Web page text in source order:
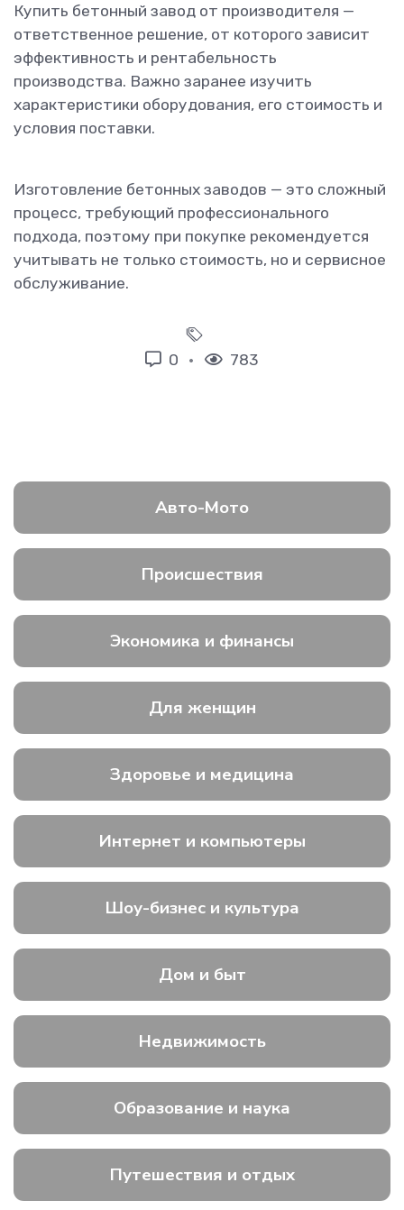
Купить бетонный завод от производителя —
ответственное решение, от которого зависит
эффективность и рентабельность
производства. Важно заранее изучить
характеристики оборудования, его стоимость и
условия поставки.
Изготовление бетонных заводов — это сложный
процесс, требующий профессионального
подхода, поэтому при покупке рекомендуется
учитывать не только стоимость, но и сервисное
обслуживание.
0 783
Авто-Мото
Происшествия
Экономика и финансы
Для женщин
Здоровье и медицина
Интернет и компьютеры
Шоу-бизнес и культура
Дом и быт
Недвижимость
Образование и наука
Путешествия и отдых